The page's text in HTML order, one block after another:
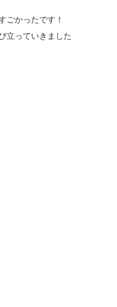
ごかったです！
立っていきました